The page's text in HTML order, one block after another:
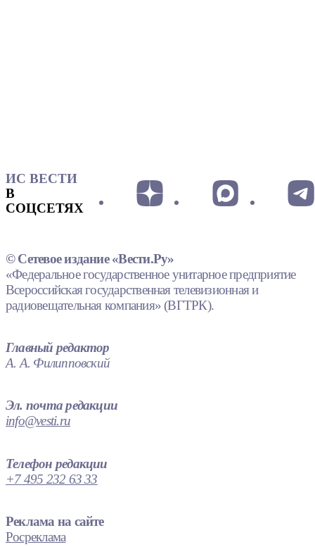
ИС ВЕСТИ
В
СОЦСЕТЯХ
© Сетевое издание «Вести.Ру»
«Федеральное государственное унитарное предприятие
Всероссийская государственная телевизионная и
радиовещательная компания» (ВГТРК).
Главный редактор
А. А. Филипповский
Эл. почта редакции
info@vesti.ru
Телефон редакции
+7 495 232 63 33
Реклама на сайте
Росреклама